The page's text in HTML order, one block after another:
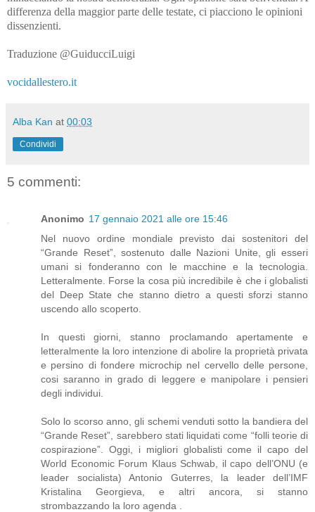
differenza della maggior parte delle testate, ci piacciono le opinioni
dissenzienti.
Traduzione @GuiducciLuigi
vocidallestero.it
Alba Kan at 00:03
Condividi
5 commenti:
Anonimo 17 gennaio 2021 alle ore 15:46
Nel nuovo ordine mondiale previsto dai sostenitori del
“Grande Reset”, sostenuto dalle Nazioni Unite, gli esseri
umani si fonderanno con le macchine e la tecnologia.
Letteralmente. Forse la cosa più incredibile è che i globalisti
del Deep State che stanno dietro a questi sforzi stanno
uscendo allo scoperto.
In questi giorni, stanno proclamando apertamente e
letteralmente la loro intenzione di abolire la proprietà privata
e persino di fondere microchip nel cervello delle persone,
cosi saranno in grado di leggere e manipolare i pensieri
degli individui.
Solo lo scorso anno, gli schemi venduti sotto la bandiera del
“Grande Reset”, sarebbero stati liquidati come “folli teorie di
cospirazione”. Oggi, i migliori globalisti come il capo del
World Economic Forum Klaus Schwab, il capo dell’ONU (e
leader socialista) Antonio Guterres, la leader dell’IMF
Kristalina Georgieva, e altri ancora, si stanno
strombazzando la loro agenda .